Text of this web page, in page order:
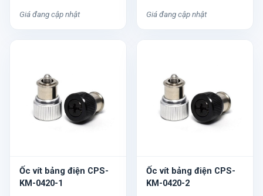
Giá đang cập nhật Giá đang cập nhật
Ốc vít bảng điện CPS-
KM-0420-1
Ốc vít bảng điện CPS-
KM-0420-2